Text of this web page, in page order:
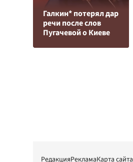
Галкин* потерял дар
речи после слов
Пугачевой о Киеве
РедакцияРекламаКарта сайта